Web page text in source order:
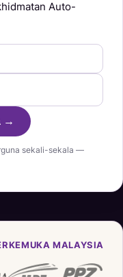
Auto-
→
sekali-sekala —
MALAYSIA